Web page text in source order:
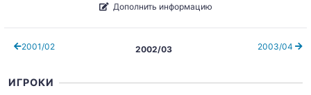
Дополнить информацию
2001/02 2003/04
2002/03
ИГРОКИ